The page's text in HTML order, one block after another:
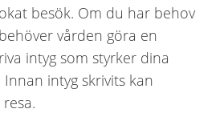
besök. Om du har behov
vården göra en
intyg som styrker dina
intyg skrivits kan